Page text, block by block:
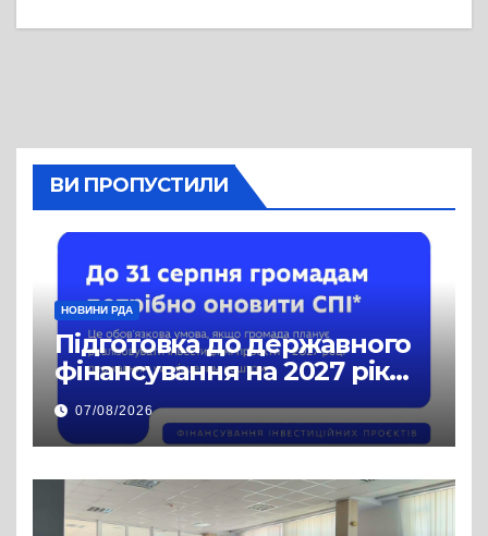
ВИ ПРОПУСТИЛИ
НОВИНИ РДА
Підготовка до державного
фінансування на 2027 рік
уже триває
07/08/2026